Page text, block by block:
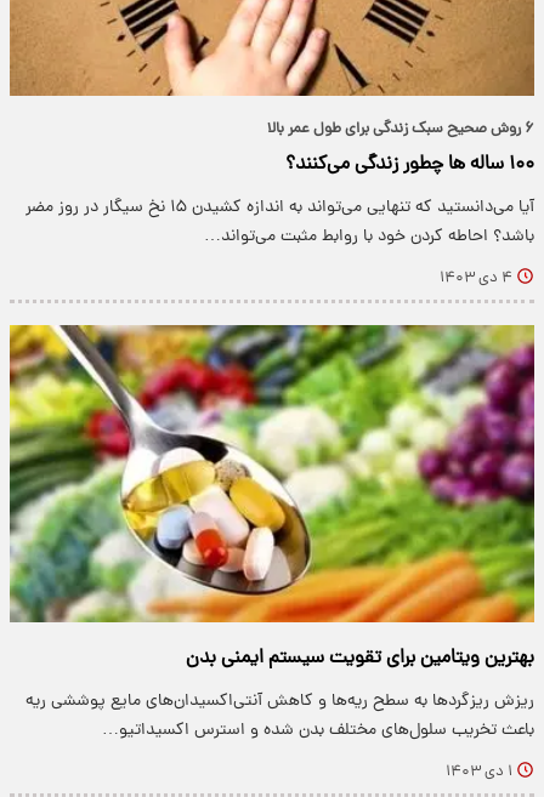
۶ روش صحیح سبک زندگی برای طول عمر بالا
۱۰۰ ساله ها چطور زندگی می‌کنند؟
آیا می‌دانستید که تنهایی می‌تواند به اندازه کشیدن ۱۵ نخ سیگار در روز مضر
باشد؟ احاطه کردن خود با روابط مثبت می‌تواند…
۴ دی ۱۴۰۳
بهترین ویتامین برای تقویت سیستم ایمنی بدن
ریزش ریزگردها به سطح ریه‌ها و کاهش آنتی‌اکسیدان‌های مایع پوششی ریه
باعث تخریب سلول‌های مختلف بدن شده و استرس اکسیداتیو…
۱ دی ۱۴۰۳